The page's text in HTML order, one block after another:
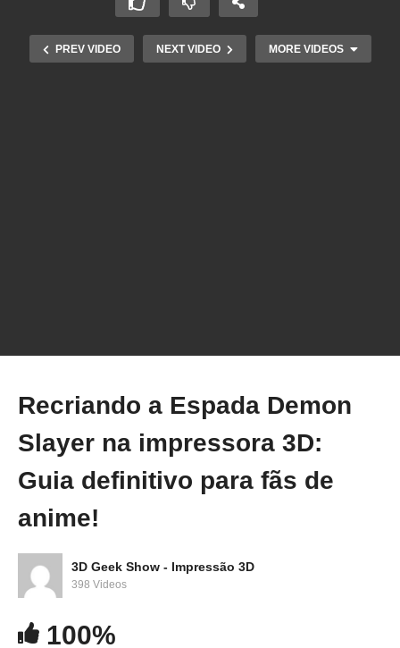
PREV VIDEO NEXT VIDEO MORE VIDEOS
Recriando a Espada Demon
Slayer na impressora 3D:
Guia definitivo para fãs de
anime!
3D Geek Show - Impressão 3D
398 Videos
100%